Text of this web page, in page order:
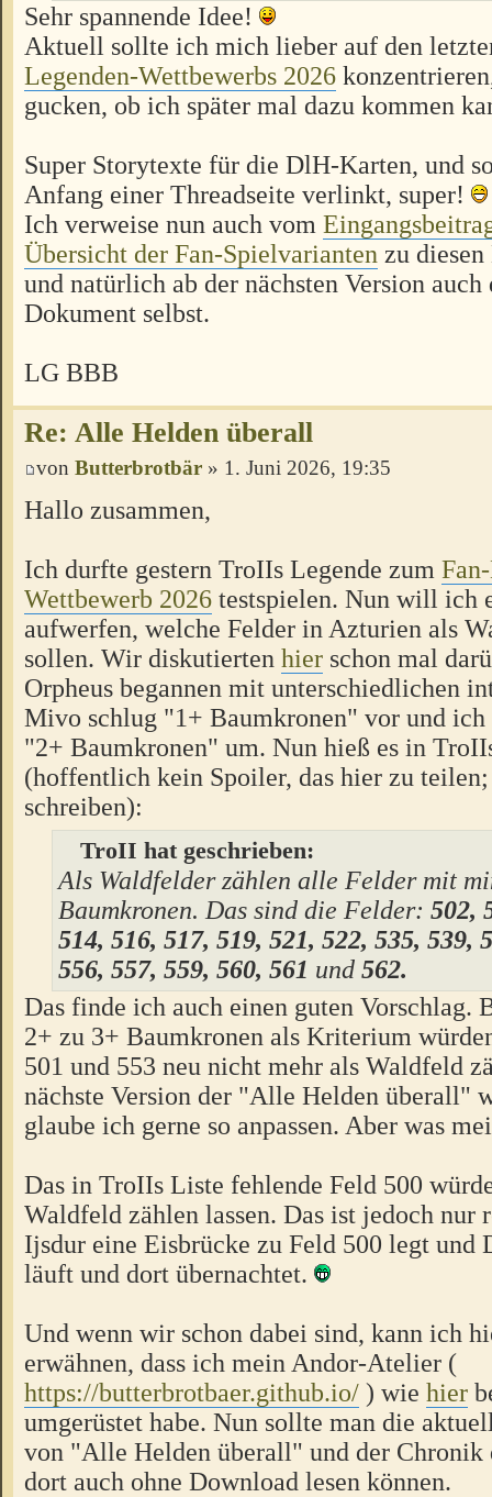
Sehr spannende Idee!
Aktuell sollte ich mich lieber auf den
Legenden-Wettbewerbs 2026
gucken, ob ich später mal dazu kommen
Super Storytexte für die DlH-Karten, und
Anfang einer Threadseite verlinkt, super!
Ich verweise nun auch vom
Übersicht der Fan-Spielvarianten zu
und natürlich ab der nächsten Version
Dokument selbst.
LG BBB
Re: Alle Helden überall
von Butterbrotbär » 1. Juni 2026, 19:35
Hallo zusammen,
Ich durfte gestern TroIIs Legende zum
Wettbewerb 2026 testspielen. Nun will ich
aufwerfen, welche Felder in Azturien als
sollen. Wir diskutierten hier schon mal
Orpheus begannen mit unterschiedlichen
Mivo schlug "1+ Baumkronen" vor und ich
"2+ Baumkronen" um. Nun hieß es in
(hoffentlich kein Spoiler, das hier zu
schreiben):
TroII hat geschrieben:
Als Waldfelder zählen alle Felder mit
Baumkronen. Das sind die Felder: 502,
514, 516, 517, 519, 521, 522, 535, 539,
556, 557, 559, 560, 561 und 562.
Das finde ich auch einen guten Vorschlag.
2+ zu 3+ Baumkronen als Kriterium
501 und 553 neu nicht mehr als Waldfeld
nächste Version der "Alle Helden überall"
glaube ich gerne so anpassen. Aber was
Das in TroIIs Liste fehlende Feld 500
Waldfeld zählen lassen. Das ist jedoch nur
Ijsdur eine Eisbrücke zu Feld 500 legt und
läuft und dort übernachtet.
Und wenn wir schon dabei sind, kann ich
erwähnen, dass ich mein Andor-Atelier (
https://butterbrotbaer.github.io/ ) wie hier
umgerüstet habe. Nun sollte man die
von "Alle Helden überall" und der Chronik
dort auch ohne Download lesen können.